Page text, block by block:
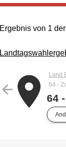
Ergebnis von 1
arrow_backplaceLand
64 -
64